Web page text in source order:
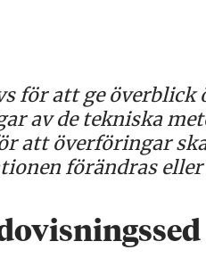
för att ge överblick
av de tekniska
att överföringar
förändras